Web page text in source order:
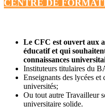
CENTRE DE
Le CFC est ouvert aux
éducatif et qui
connaissances
Instituteurs titulaires du
Enseignants des lycées
universités;
Ou tout autre Travailleur
universitaire solide.